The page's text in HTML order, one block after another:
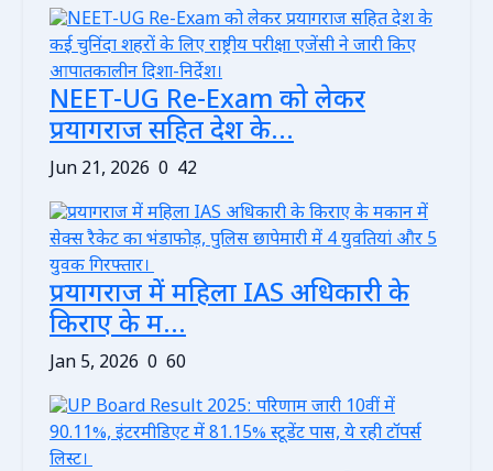
NEET-UG Re-Exam को लेकर
प्रयागराज सहित देश के...
Jun 21, 2026 0 42
प्रयागराज में महिला IAS अधिकारी के
किराए के म...
Jan 5, 2026 0 60